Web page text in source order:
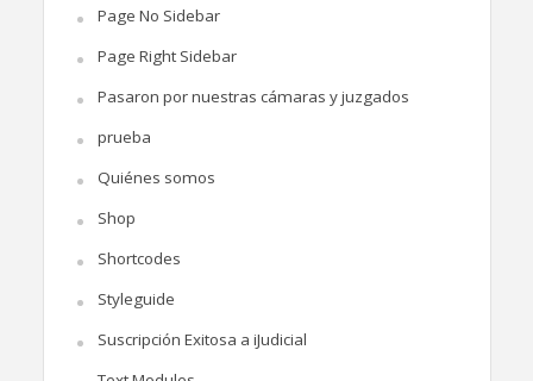
Page No Sidebar
Page Right Sidebar
Pasaron por nuestras cámaras y juzgados
prueba
Quiénes somos
Shop
Shortcodes
Styleguide
Suscripción Exitosa a iJudicial